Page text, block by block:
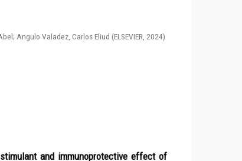
; Angulo Valadez, Carlos Eliud (ELSEVIER 2024)
and immunoprotective effect of